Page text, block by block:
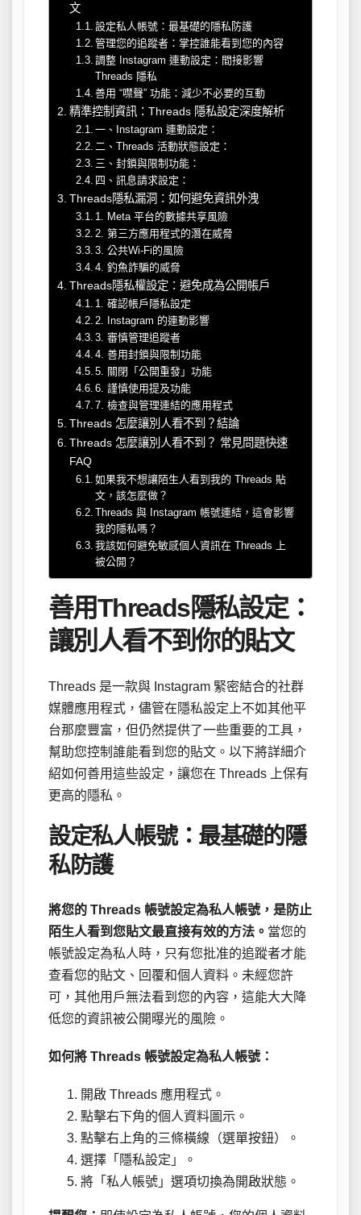
文
設定私人帳號：最基礎的隱私防護
管理您的追蹤者：掌控誰能看到您的內容
調整 Instagram 連動設定：間接影響
Threads 隱私
善用 “噤聲” 功能：減少不必要的互動
精準控制資訊：Threads 隱私設定深度解析
一、Instagram 連動設定：
二、Threads 活動狀態設定：
三、封鎖與限制功能：
四、訊息請求設定：
Threads隱私漏洞：如何避免資訊外洩
1. Meta 平台的數據共享風險
2. 第三方應用程式的潛在威脅
3. 公共Wi-Fi的風險
4. 釣魚詐騙的威脅
Threads隱私權設定：避免成為公開帳戶
1. 確認帳戶隱私設定
2. Instagram 的連動影響
3. 審慎管理追蹤者
4. 善用封鎖與限制功能
5. 關閉「公開重發」功能
6. 謹慎使用提及功能
7. 檢查與管理連結的應用程式
Threads 怎麼讓別人看不到？結論
Threads 怎麼讓別人看不到？ 常見問題快速
FAQ
如果我不想讓陌生人看到我的 Threads 貼
文，該怎麼做？
Threads 與 Instagram 帳號連結，這會影響
我的隱私嗎？
我該如何避免敏感個人資訊在 Threads 上
被公開？
善用Threads隱私設定：
讓別人看不到你的貼文
Threads 是一款與 Instagram 緊密結合的社群
媒體應用程式，儘管在隱私設定上不如其他平
台那麼豐富，但仍然提供了一些重要的工具，
幫助您控制誰能看到您的貼文。以下將詳細介
紹如何善用這些設定，讓您在 Threads 上保有
更高的隱私。
設定私人帳號：最基礎的隱
私防護
將您的 Threads 帳號設定為私人帳號，是防止
陌生人看到您貼文最直接有效的方法。 當您的
帳號設定為私人時，只有您批准的追蹤者才能
查看您的貼文、回覆和個人資料。未經您許
可，其他用戶無法看到您的內容，這能大大降
低您的資訊被公開曝光的風險。
如何將 Threads 帳號設定為私人帳號：
開啟 Threads 應用程式。
點擊右下角的個人資料圖示。
點擊右上角的三條橫線（選單按鈕）。
選擇「隱私設定」。
將「私人帳號」選項切換為開啟狀態。